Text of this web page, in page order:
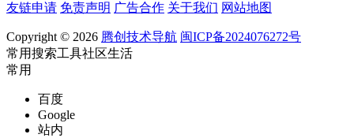
友链申请 免责声明 广告合作 关于我们 网站地图
Copyright © 2026 腾创技术导航 闽ICP备2024076272号
常用搜索工具社区生活
常用
百度
Google
站内